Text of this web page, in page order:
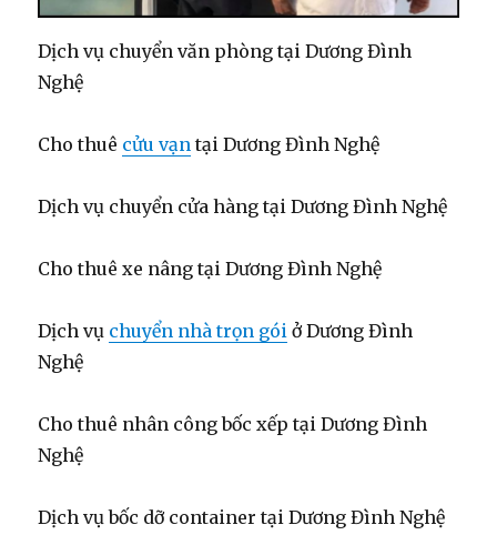
Dịch vụ chuyển văn phòng tại Dương Đình
Nghệ
Cho thuê cửu vạn tại Dương Đình Nghệ
Dịch vụ chuyển cửa hàng tại Dương Đình Nghệ
Cho thuê xe nâng tại Dương Đình Nghệ
Dịch vụ chuyển nhà trọn gói ở Dương Đình
Nghệ
Cho thuê nhân công bốc xếp tại Dương Đình
Nghệ
Dịch vụ bốc dỡ container tại Dương Đình Nghệ